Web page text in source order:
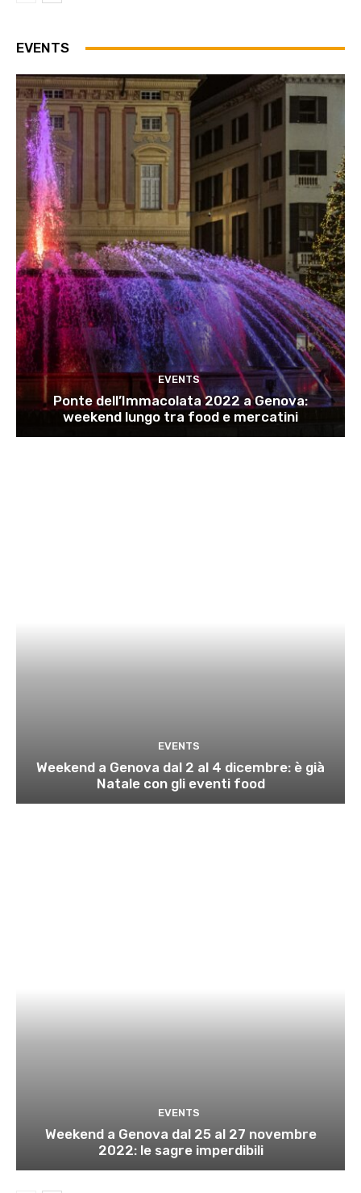
EVENTS
EVENTS
Ponte dell’Immacolata 2022 a Genova:
weekend lungo tra food e mercatini
EVENTS
Weekend a Genova dal 2 al 4 dicembre: è già
Natale con gli eventi food
EVENTS
Weekend a Genova dal 25 al 27 novembre
2022: le sagre imperdibili